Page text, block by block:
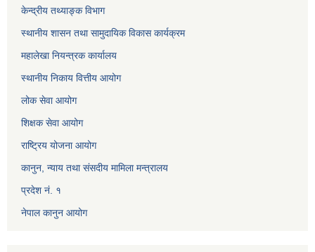
केन्द्रीय तथ्याङ्क विभाग
स्थानीय शासन तथा सामुदायिक विकास कार्यक्रम
महालेखा नियन्त्रक कार्यालय
स्थानीय निकाय वित्तीय आयोग
लोक सेवा आयोग
शिक्षक सेवा आयोग
राष्ट्रिय योजना आयोग
कानुन, न्याय तथा संसदीय मामिला मन्त्रालय
प्रदेश नं. १
नेपाल कानुन आयोग